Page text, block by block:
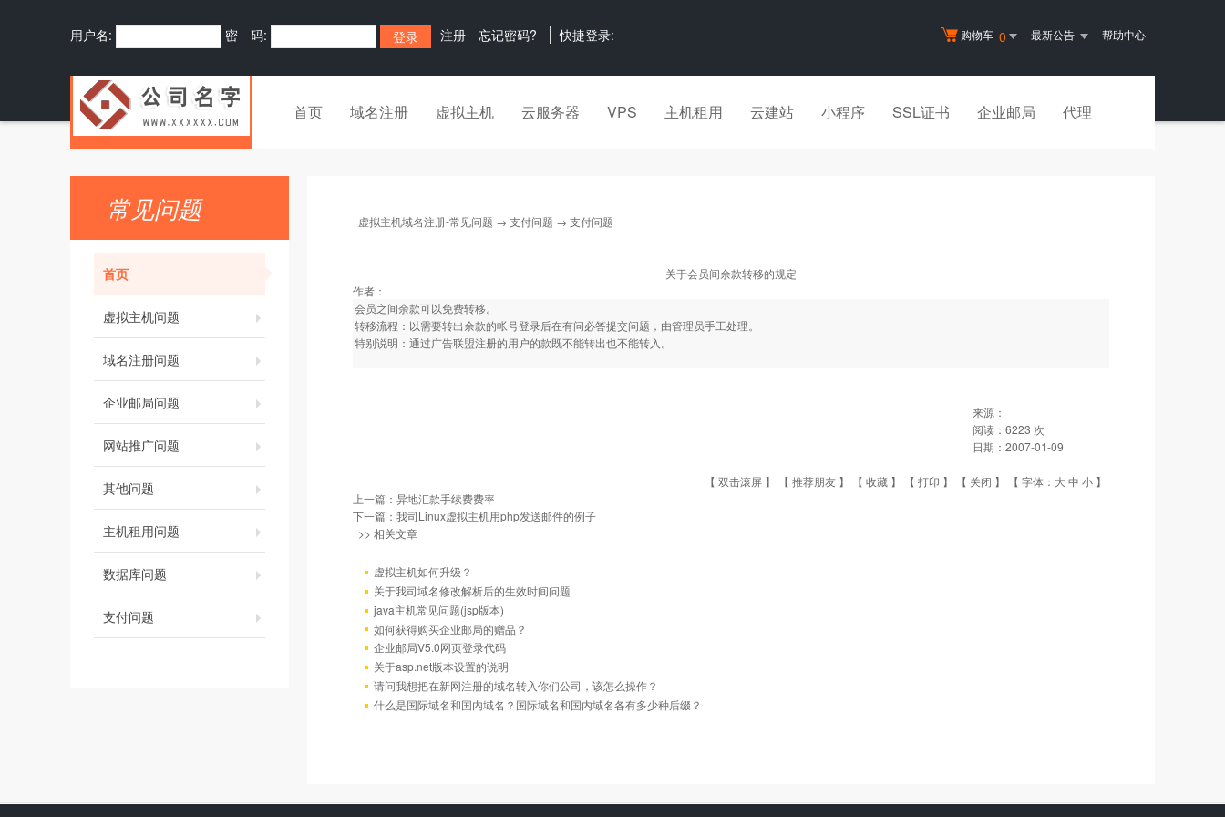
购物车 0 最新公告 帮助中心
用户名: 密 码: 注册 忘记密码? 快捷登录:
首页 域名注册 虚拟主机 云服务器 VPS 主机租用 云建站 小程序 SSL证书 企业邮局 代理
常见问题
首页
虚拟主机问题
域名注册问题
企业邮局问题
网站推广问题
其他问题
主机租用问题
数据库问题
支付问题
虚拟主机域名注册-常见问题 → 支付问题 → 支付问题
关于会员间余款转移的规定
作者：
会员之间余款可以免费转移。
转移流程：以需要转出余款的帐号登录后在有问必答提交问题，由管理员手工处理。
特别说明：通过广告联盟注册的用户的款既不能转出也不能转入。
来源：
阅读： 6223 次
日期： 2007-01-09
【 双击滚屏 】 【 推荐朋友 】 【 收藏 】 【 打印 】 【 关闭 】 【 字体： 大中 小 】
上一篇： 异地汇款手续费费率
下一篇： 我司Linux虚拟主机用php发送邮件的例子
>> 相关文章
虚拟主机如何升级？
关于我司域名修改解析后的生效时间问题
java主机常见问题(jsp版本)
如何获得购买企业邮局的赠品？
企业邮局V5.0网页登录代码
关于asp.net版本设置的说明
请问我想把在新网注册的域名转入你们公司，该怎么操作？
什么是国际域名和国内域名？国际域名和国内域名各有多少种后缀？